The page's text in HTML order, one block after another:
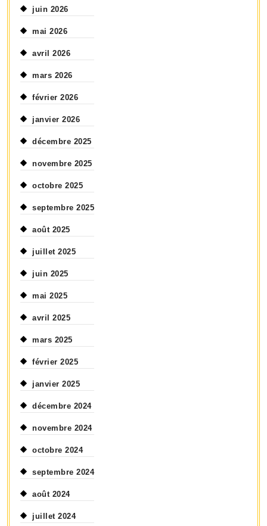
juin 2026
mai 2026
avril 2026
mars 2026
février 2026
janvier 2026
décembre 2025
novembre 2025
octobre 2025
septembre 2025
août 2025
juillet 2025
juin 2025
mai 2025
avril 2025
mars 2025
février 2025
janvier 2025
décembre 2024
novembre 2024
octobre 2024
septembre 2024
août 2024
juillet 2024